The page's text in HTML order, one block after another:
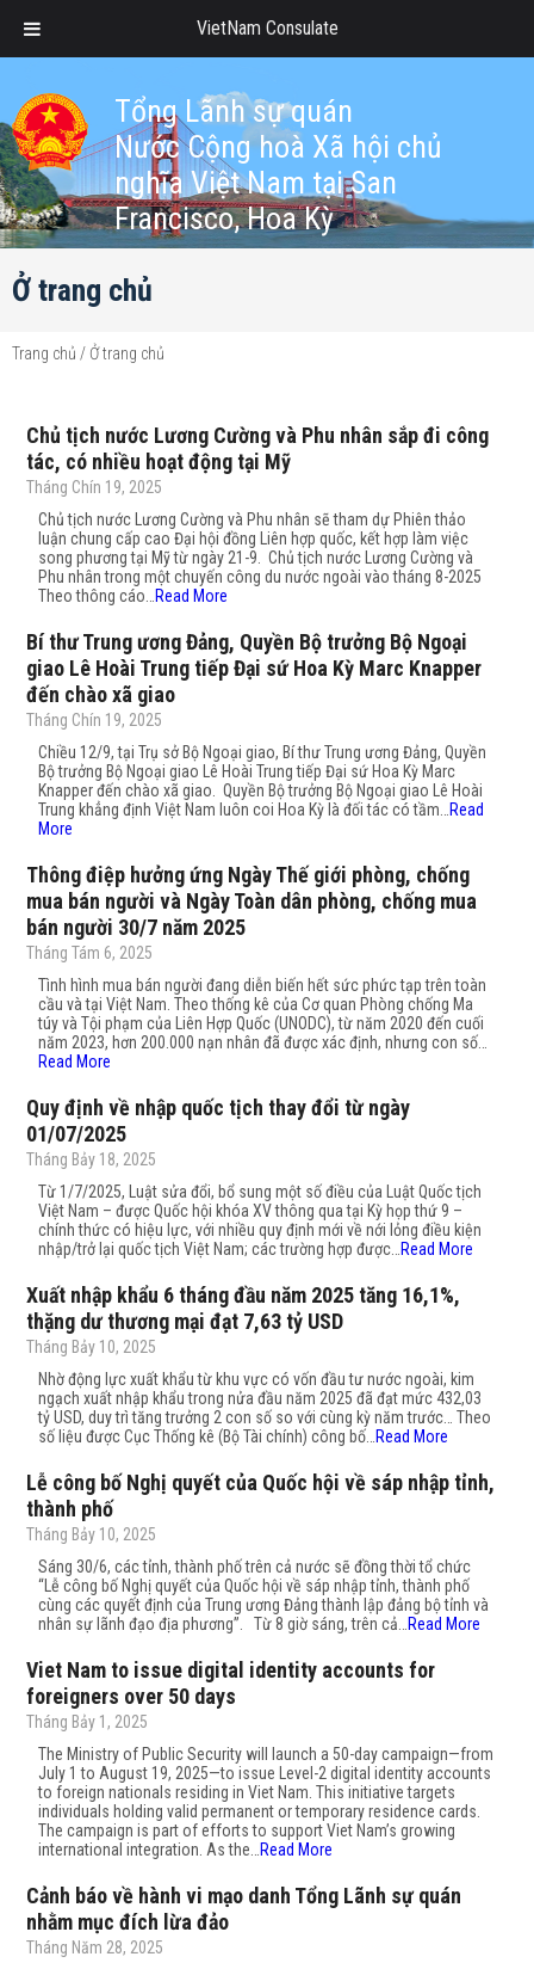
Tổng Lãnh sự quán
Nước Cộng hoà Xã hội chủ
nghĩa Việt Nam tại San
Francisco, Hoa Kỳ
Ở trang chủ
Trang chủ / Ở trang chủ
Chủ tịch nước Lương Cường và Phu nhân sắp đi công
tác, có nhiều hoạt động tại Mỹ
Tháng Chín 19, 2025
Chủ tịch nước Lương Cường và Phu nhân sẽ tham dự Phiên thảo
luận chung cấp cao Đại hội đồng Liên hợp quốc, kết hợp làm việc
song phương tại Mỹ từ ngày 21-9. Chủ tịch nước Lương Cường và
Phu nhân trong một chuyến công du nước ngoài vào tháng 8-2025
Theo thông cáo… Read More
Bí thư Trung ương Đảng, Quyền Bộ trưởng Bộ Ngoại
giao Lê Hoài Trung tiếp Đại sứ Hoa Kỳ Marc Knapper
đến chào xã giao
Tháng Chín 19, 2025
Chiều 12/9, tại Trụ sở Bộ Ngoại giao, Bí thư Trung ương Đảng, Quyền
Bộ trưởng Bộ Ngoại giao Lê Hoài Trung tiếp Đại sứ Hoa Kỳ Marc
Knapper đến chào xã giao. Quyền Bộ trưởng Bộ Ngoại giao Lê Hoài
Trung khẳng định Việt Nam luôn coi Hoa Kỳ là đối tác có tầm… Read
More
Thông điệp hưởng ứng Ngày Thế giới phòng, chống
mua bán người và Ngày Toàn dân phòng, chống mua
bán người 30/7 năm 2025
Tháng Tám 6, 2025
Tình hình mua bán người đang diễn biến hết sức phức tạp trên toàn
cầu và tại Việt Nam. Theo thống kê của Cơ quan Phòng chống Ma
túy và Tội phạm của Liên Hợp Quốc (UNODC), từ năm 2020 đến cuối
năm 2023, hơn 200.000 nạn nhân đã được xác định, nhưng con số…
Read More
Quy định về nhập quốc tịch thay đổi từ ngày
01/07/2025
Tháng Bảy 18, 2025
Từ 1/7/2025, Luật sửa đổi, bổ sung một số điều của Luật Quốc tịch
Việt Nam – được Quốc hội khóa XV thông qua tại Kỳ họp thứ 9 –
chính thức có hiệu lực, với nhiều quy định mới về nới lỏng điều kiện
nhập/trở lại quốc tịch Việt Nam; các trường hợp được… Read More
Xuất nhập khẩu 6 tháng đầu năm 2025 tăng 16,1%,
thặng dư thương mại đạt 7,63 tỷ USD
Tháng Bảy 10, 2025
Nhờ động lực xuất khẩu từ khu vực có vốn đầu tư nước ngoài, kim
ngạch xuất nhập khẩu trong nửa đầu năm 2025 đã đạt mức 432,03
tỷ USD, duy trì tăng trưởng 2 con số so với cùng kỳ năm trước… Theo
số liệu được Cục Thống kê (Bộ Tài chính) công bố… Read More
Lễ công bố Nghị quyết của Quốc hội về sáp nhập tỉnh,
thành phố
Tháng Bảy 10, 2025
Sáng 30/6, các tỉnh, thành phố trên cả nước sẽ đồng thời tổ chức
“Lễ công bố Nghị quyết của Quốc hội về sáp nhập tỉnh, thành phố
cùng các quyết định của Trung ương Đảng thành lập đảng bộ tỉnh và
nhân sự lãnh đạo địa phương”. Từ 8 giờ sáng, trên cả… Read More
Viet Nam to issue digital identity accounts for
foreigners over 50 days
Tháng Bảy 1, 2025
The Ministry of Public Security will launch a 50-day campaign—from
July 1 to August 19, 2025—to issue Level-2 digital identity accounts
to foreign nationals residing in Viet Nam. This initiative targets
individuals holding valid permanent or temporary residence cards.
The campaign is part of efforts to support Viet Nam’s growing
international integration. As the… Read More
Cảnh báo về hành vi mạo danh Tổng Lãnh sự quán
nhằm mục đích lừa đảo
Tháng Năm 28, 2025
VietNam Consulate